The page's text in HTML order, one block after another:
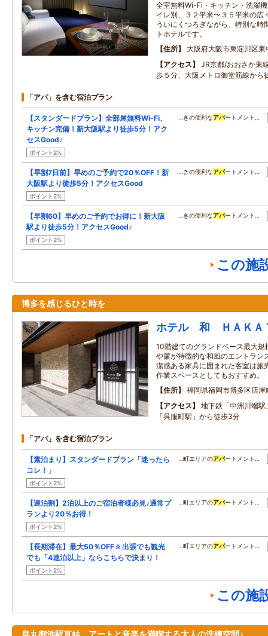
全室無料Wi-Fi・キッチン・洗濯
イレ別、３２平米〜３５平米の広
ういにくつろぎながら、特別な時
トホテルです。
住所
大阪府大阪市東淀川区
アクセス
JR京都/おおさか東
歩５分、大阪メトロ御堂筋線から
「アパ」を含む宿泊プラン
【スタンダードプラン】全部屋無料Wi-Fi、
キッチン完備！新大阪駅より徒歩5分！アク
セスGood♪
ポイント2%
…きの便利なアパートメント…
【早割7日前】早めのご予約で20％OFF！新
大阪駅より徒歩5分！アクセスGood
ポイント2%
…きの便利なアパートメント…
【早割60】早めのご予約でお得に！新大阪
駅より徒歩5分！アクセスGood♪
ポイント2%
…きの便利なアパートメント…
この施
博多を感じるひと時を
ホテル 和 ＨＡＫＡ
10階建てのグランドベース最大
や簾が特徴的な和風のエントラン
潔感ある家具に囲まれた客室は旅
作業スペースとしてもおすすめ。
住所
福岡県福岡市博多区店屋
アクセス
地下鉄「中洲川端
「呉服町駅」から徒歩3分
「アパ」を含む宿泊プラン
【素泊まり】スタンダードプラン「迷ったら
コレ！」
ポイント2%
…町エリアのアパートメント…
【連泊割】2泊以上のご宿泊者様必見♪通常プ
ランより20％お得！
ポイント2%
…町エリアのアパートメント…
【長期滞在】最大50％OFF☆出張でも観光
でも「4連泊以上」ならこちらで決まり！
ポイント2%
…町エリアのアパートメント…
この施